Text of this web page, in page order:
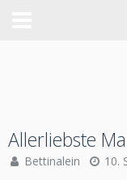
Allerliebste
Bettinalein 10.